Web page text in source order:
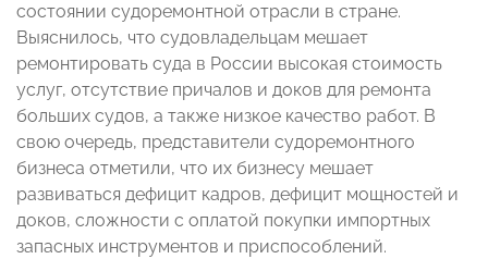
состоянии судоремонтной отрасли в стране.
Выяснилось, что судовладельцам мешает
ремонтировать суда в России высокая стоимость
услуг, отсутствие причалов и доков для ремонта
больших судов, а также низкое качество работ. В
свою очередь, представители судоремонтного
бизнеса отметили, что их бизнесу мешает
развиваться дефицит кадров, дефицит мощностей и
доков, сложности с оплатой покупки импортных
запасных инструментов и приспособлений.